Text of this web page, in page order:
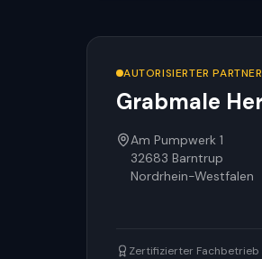
AUTORISIERTER
Grabmale
Am Pumpwerk 1
32683 Barntrup
Nordrhein-Westfalen
Zertifizierter Fachbetrieb